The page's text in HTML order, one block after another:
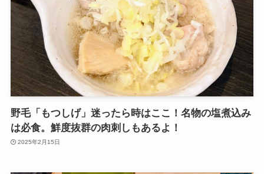
野毛「もつしげ」迷ったら時はここ！名物の塩煮込み
は必食。鮮度抜群の肉刺しもあるよ！
2025年2月15日